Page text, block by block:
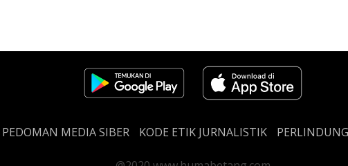
PEDOMAN MEDIA SIBER KODE ETIK JURNALISTIK